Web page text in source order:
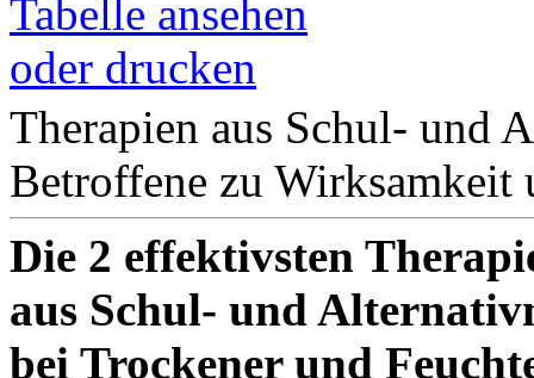
Tabelle ansehen
oder drucken
Therapien aus Schul- und
Betroffene zu Wirksamkeit
Die 2 effektivsten
aus Schul- und
bei Trockener und